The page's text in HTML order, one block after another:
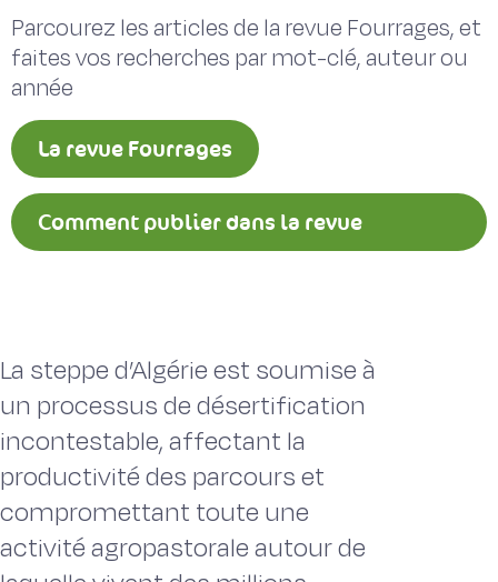
Parcourez les articles de la revue Fourrages, et
faites vos recherches par mot-clé, auteur ou
année
La revue Fourrages
Comment publier dans la revue
La steppe d’Algérie est soumise à
un processus de désertification
incontestable, affectant la
productivité des parcours et
compromettant toute une
activité agropastorale autour de